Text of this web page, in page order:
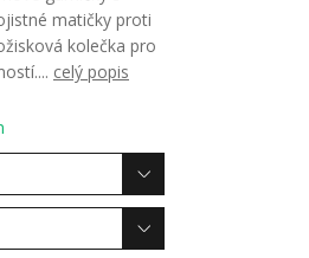
matičky proti
kolečka pro
celý popis